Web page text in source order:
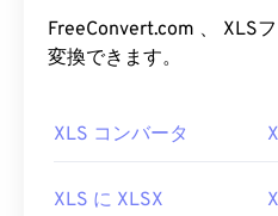
FreeConvert.com 、 XLSファイルを次の他の形式に
変換できます。
XLS コンバータ
XLS に XLSX